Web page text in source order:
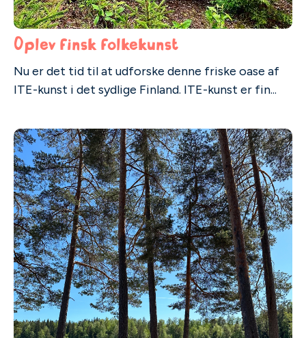
Oplev finsk folkekunst
Nu er det tid til at udforske denne friske oase af
ITE-kunst i det sydlige Finland. ITE-kunst er fin...